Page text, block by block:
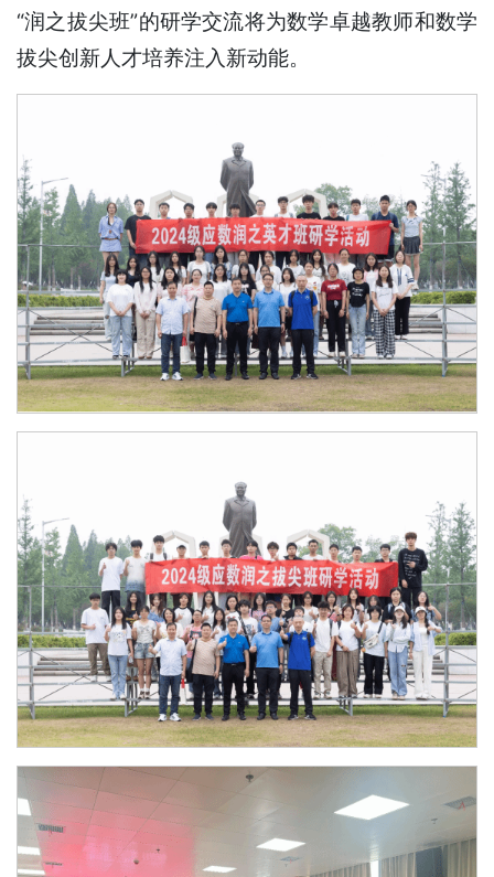
“润之拔尖班”的研学交流将为数学卓越教师和数学
拔尖创新人才培养注入新动能。